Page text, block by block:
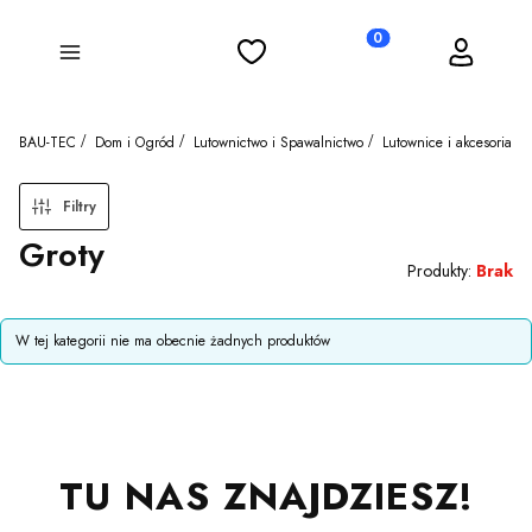
Menu Ulubione Produkty w koszyku:
Koszyk Zaloguj się
BAU-TEC Dom i Ogród Lutownictwo i Spawalnictwo Lutownice i akcesoria
Filtry
Groty Produkty: Brak
Lista produktów
W tej kategorii nie ma obecnie żadnych produktów
TU NAS ZNAJDZIESZ!